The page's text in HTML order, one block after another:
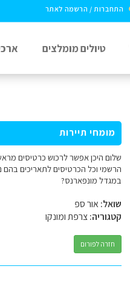
התחברות / הרשמה לאתר
טיולים מומלצים
מומחי תיירות
שלום היכן אפשר לרכוש כרטיסים
הרשמי וכל הכרטיסים לתאריכים בהם
במגדל מונפארנס?
שואל:אור ספ
קטגוריה:צרפת ומונקו
חזרה לפורום